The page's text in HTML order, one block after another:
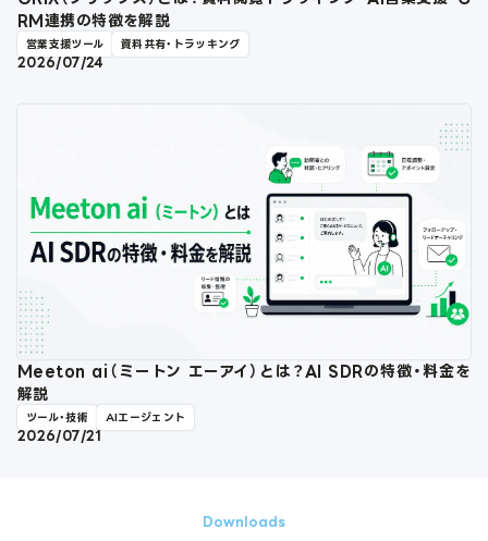
RM連携の特徴を解説
営業支援ツール 資料共有・トラッキング
2026/07/24
Meeton ai（ミートン エーアイ）とは？AI SDRの特徴・料金を
解説
ツール・技術 AIエージェント
2026/07/21